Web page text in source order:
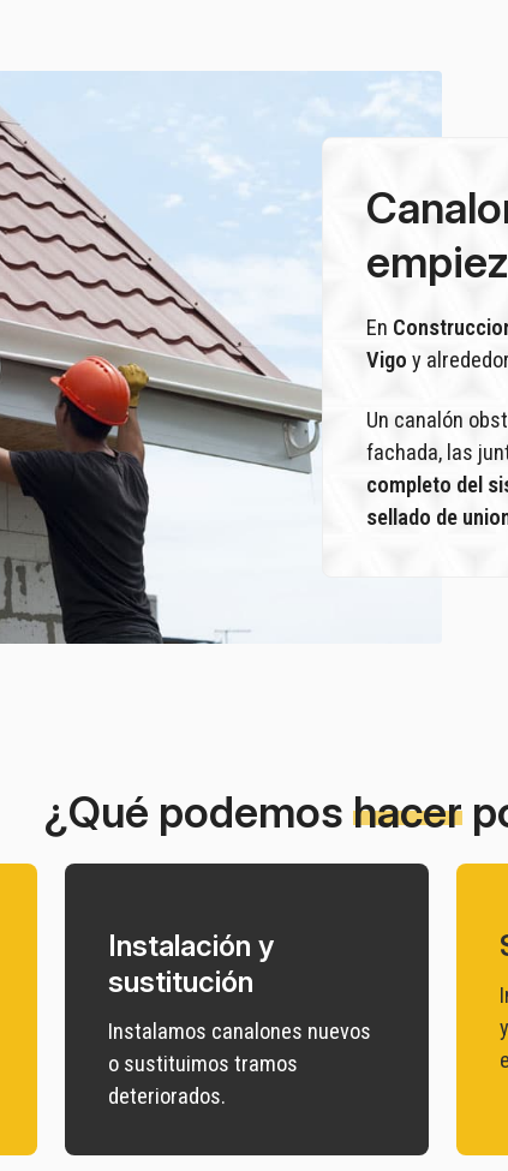
En
Vigo y
Un canalón
fachada, las
completo del
sellado de
¿Qué podemos hacer
Instalación y
sustitución
Instalamos canalones nuevos
o sustituimos tramos
deteriorados.